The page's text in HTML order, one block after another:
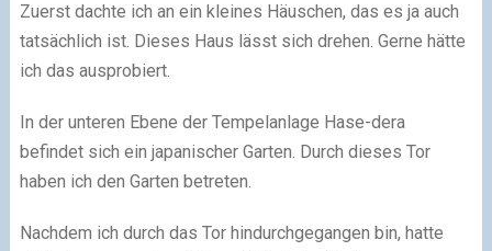
Zuerst dachte ich an ein kleines Häuschen, das es ja auch
tatsächlich ist. Dieses Haus lässt sich drehen. Gerne hätte
ich das ausprobiert.
In der unteren Ebene der Tempelanlage Hase-dera
befindet sich ein japanischer Garten. Durch dieses Tor
haben ich den Garten betreten.
Nachdem ich durch das Tor hindurchgegangen bin, hatte